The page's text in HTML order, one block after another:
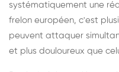
systématiquement une
frelon européen, c'est
peuvent attaquer
et plus douloureux que